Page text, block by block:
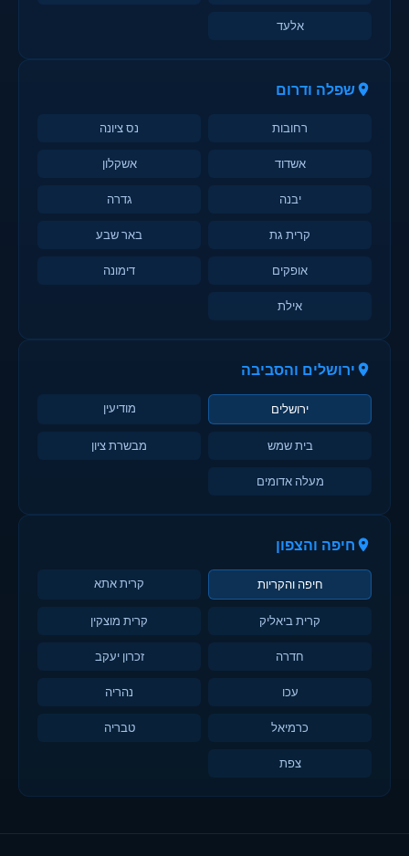
אלעד
שפלה ודרום
רחובות נס ציונה
אשדוד אשקלון
יבנה גדרה
קרית גת באר שבע
אופקים דימונה
אילת
ירושלים והסביבה
ירושלים מודיעין
בית שמש מבשרת ציון
מעלה אדומים
חיפה והצפון
חיפה והקריות קרית אתא
קרית ביאליק קרית מוצקין
חדרה זכרון יעקב
עכו נהריה
כרמיאל טבריה
צפת